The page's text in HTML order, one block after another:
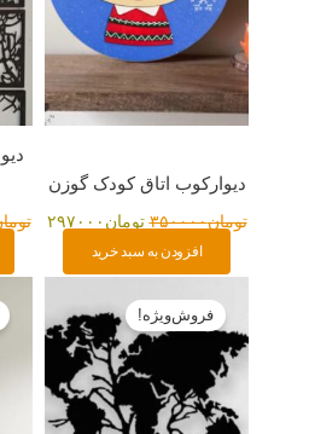
دیوارکوب اتاق کودک گوزن
تومان۳۵۰۰۰۰ تومان ۲۹۷۰۰۰
افزودن به سبد خرید
فروش‌ویژه!اصلی:
تومان۹۵۰۰۰۰
بود.
فعلی:
تومان۹۲۰۰۰۰.